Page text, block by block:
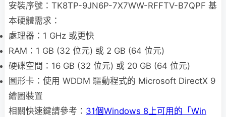
安裝序號：TK8TP-9JN6P-7X7WW-RFFTV-B7QPF 基
本硬體需求：
處理器：1 GHz 或更快
RAM：1 GB (32 位元) 或 2 GB (64 位元)
硬碟空間：16 GB (32 位元) 或 20 GB (64 位元)
圖形卡：使用 WDDM 驅動程式的 Microsoft DirectX 9
繪圖裝置
相關快速鍵請參考： 31個Windows 8上可用的「Win